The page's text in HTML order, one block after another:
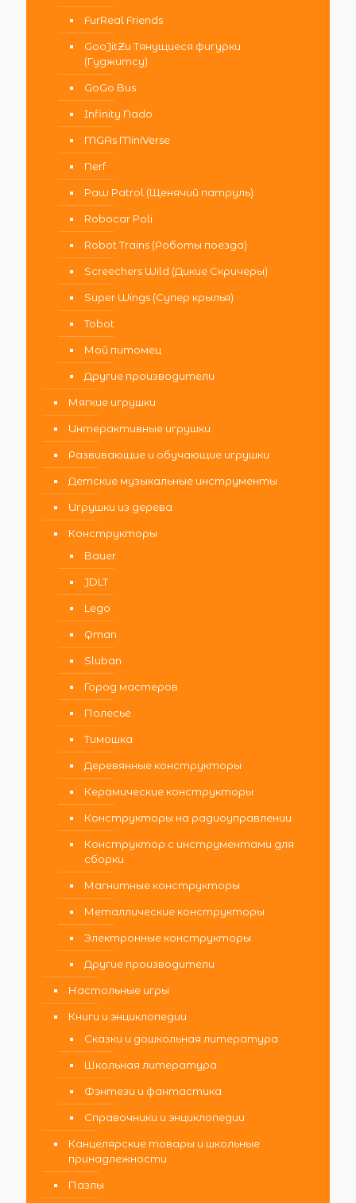
FurReal Friends
GooJitZu Тянущиеся фигурки
(Гуджитсу)
GoGo Bus
Infinity Nado
MGAs MiniVerse
Nerf
Paw Patrol (Щенячий патруль)
Robocar Poli
Robot Trains (Роботы поезда)
Screechers Wild (Дикие Скричеры)
Super Wings (Супер крылья)
Tobot
Мой питомец
Другие производители
Мягкие игрушки
Интерактивные игрушки
Развивающие и обучающие игрушки
Детские музыкальные инструменты
Игрушки из дерева
Конструкторы
Bauer
JDLT
Lego
Qman
Sluban
Город мастеров
Полесье
Тимошка
Деревянные конструкторы
Керамические конструкторы
Конструкторы на радиоуправлении
Конструктор с инструментами для
сборки
Магнитные конструкторы
Металлические конструкторы
Электронные конструкторы
Другие производители
Настольные игры
Книги и энциклопедии
Сказки и дошкольная литература
Школьная литература
Фэнтези и фантастика
Справочники и энциклопедии
Канцелярские товары и школьные
принадлежности
Пазлы